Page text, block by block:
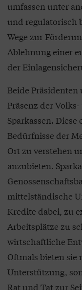
umfassen unter
und regulatorisch
Wege zur
Ablehnung einer
der
Beide
Präsenz der
Sparkassen.
Bedürfnisse der
Ort zu verstehen
anzubieten.
mittelständische
Kredite dabei, zu
Arbeitsplätze zu
wirtschaftliche
Oftmals bieten
Unterstützung,
Rat und Tat zur